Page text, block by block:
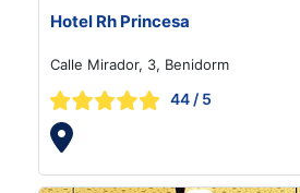
Hotel Rh Princesa
Calle Mirador, 3, Benidorm
44 / 5